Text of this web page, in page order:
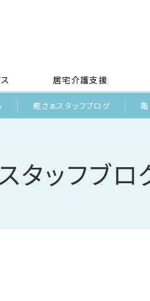
居宅介護支援
癒さぁスタッフブログ
タッフブロ